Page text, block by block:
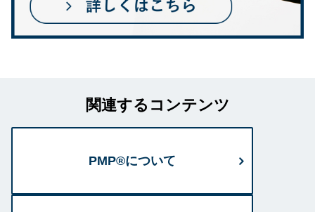
関連するコンテンツ
PMP®について